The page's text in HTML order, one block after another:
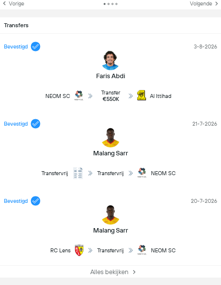
Vorige Volgende
Transfers
Bevestigd
Faris Abdi
3-8-2026
NEOM SC
Transfer
€550K
Al Ittihad
Bevestigd
Malang Sarr
21-7-2026
Transfervrij Transfervrij NEOM SC
Bevestigd
Malang Sarr
20-7-2026
RC Lens Transfervrij NEOM SC
Alles bekijken